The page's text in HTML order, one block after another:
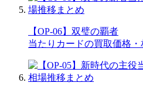
【OP-06】双璧の覇者
当たりカードの買取価格